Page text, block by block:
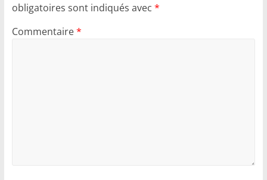
obligatoires sont indiqués avec *
Commentaire*